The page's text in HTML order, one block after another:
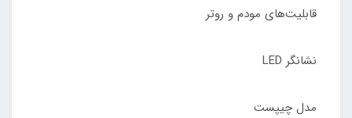
قابلیت‌های مودم و روتر
نشانگر LED
مدل چیپست